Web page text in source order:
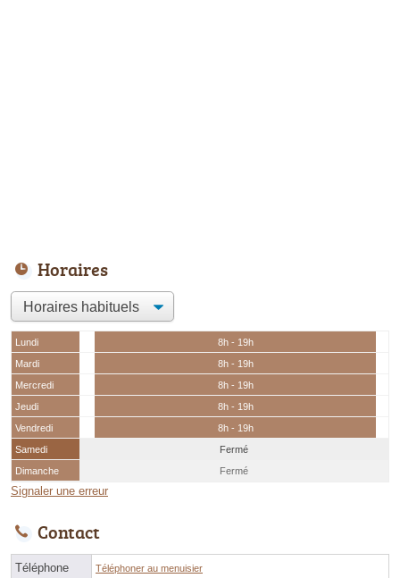
Horaires
Lundi
8h - 19h
Mardi
8h - 19h
Mercredi
8h - 19h
Jeudi
8h - 19h
Vendredi
8h - 19h
Samedi
Fermé
Dimanche
Fermé
Signaler une erreur
Contact
Téléphone Téléphoner au menuisier